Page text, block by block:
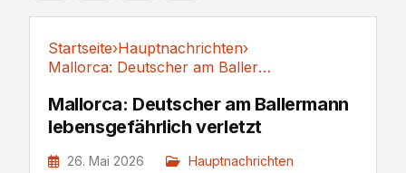
Startseite›Hauptnachrichten›
Mallorca: Deutscher am Ballermann...
Mallorca: Deutscher am Ballermann
lebensgefährlich verletzt
26. Mai 2026 Hauptnachrichten